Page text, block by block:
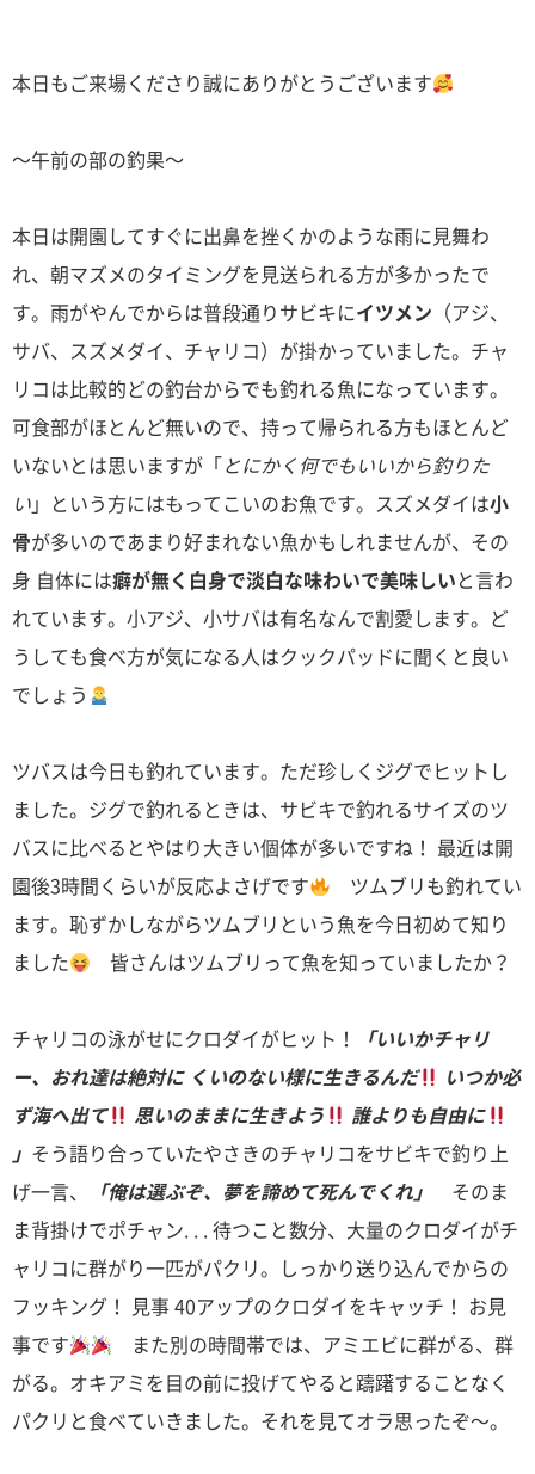
本日もご来場くださり誠にありがとうございます
～午前の部の釣果～
本日は開園してすぐに出鼻を挫くかのような雨に見舞わ
れ、朝マズメのタイミングを見送られる方が多かったで
す。雨がやんでからは普段通りサビキにイツメン （アジ、
サバ、スズメダイ、チャリコ）が掛かっていました。チャ
リコは比較的どの釣台からでも釣れる魚になっています。
可食部がほとんど無いので、持って帰られる方もほとんど
いないとは思いますが「とにかく何でもいいから釣りた
い」という方にはもってこいのお魚です。スズメダイは小
骨が多いのであまり好まれない魚かもしれませんが、その
身 自体には癖が無く白身で淡白な味わいで美味しいと言わ
れています。小アジ、小サバは有名なんで割愛します。ど
うしても食べ方が気になる人はクックパッドに聞くと良い
でしょう
ツバスは今日も釣れています。ただ珍しくジグでヒットし
ました。ジグで釣れるときは、サビキで釣れるサイズのツ
バスに比べるとやはり大きい個体が多いですね！ 最近は開
園後3時間くらいが反応よさげです
ツムブリも釣れてい
ます。恥ずかしながらツムブリという魚を今日初めて知り
ました
皆さんはツムブリって魚を知っていましたか？
チャリコの泳がせにクロダイがヒット！
「いいかチャリ
ー、おれ達は絶対に くいのない様に生きるんだ
いつか必
ず海へ出て
思いのままに生きよう
誰よりも自由に
」 そう語り合っていたやさきのチャリコをサビキで釣り上
げ一言、
「俺は選ぶぞ、夢を諦めて死んでくれ」
そのま
ま背掛けでポチャン. . . 待つこと数分、大量のクロダイがチ
ャリコに群がり一匹がパクリ。しっかり送り込んでからの
フッキング！ 見事 40アップのクロダイをキャッチ！ お見
事です
また別の時間帯では、アミエビに群がる、群
がる。オキアミを目の前に投げてやると躊躇することなく
パクリと食べていきました。それを見てオラ思ったぞ～。